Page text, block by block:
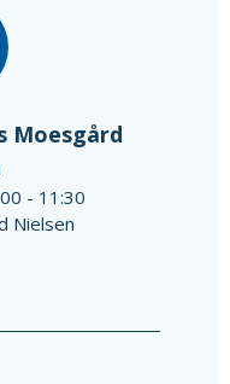
Moesgård
- 11:30
Nielsen